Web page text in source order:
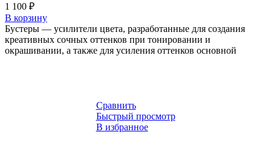
1 100 ₽
В корзину
Бустеры — усилители цвета, разработанные для создания
креативных сочных оттенков при тонировании и
окрашивании, а также для усиления оттенков основной
Сравнить
Быстрый просмотр
В избранное